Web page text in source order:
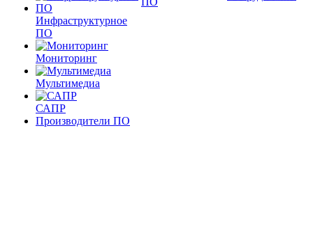
Инфраструктурное
ПО
Мониторинг
Мультимедиа
САПР
Производители ПО